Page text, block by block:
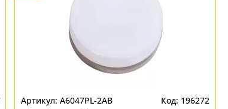
A6047PL-2AB 196272